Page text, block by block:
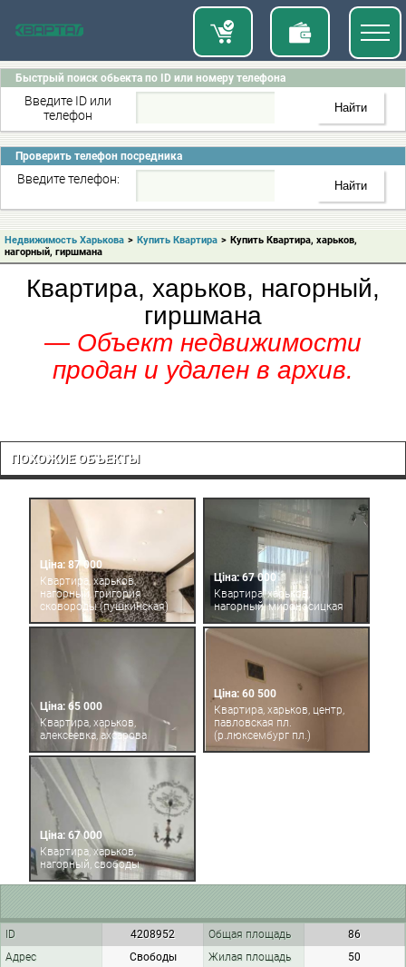
Быстрый поиск обьекта по ID или номеру телефона
Введите ID или
телефон
Проверить телефон посредника
Введите телефон:
Недвижимость Харькова > Купить Квартира > Купить Квартира, харьков,
нагорный, гиршмана
Квартира, харьков, нагорный,
гиршмана
— Объект недвижимости
продан и удален в архив.
ПОХОЖИЕ ОБЪЕКТЫ
Ціна: 87 000
Квартира, харьков,
нагорный, григория
сковороды (пушкинская)
Ціна: 67 000
Квартира, харьков,
нагорный, мироносицкая
Ціна: 65 000
Квартира, харьков,
алексеевка, ахсарова
Ціна: 60 500
Квартира, харьков, центр,
павловская пл.
(р.люксембург пл.)
Ціна: 67 000
Квартира, харьков,
нагорный, свободы
ID 4208952 Общая площадь
86
Адрес
Свободы Жилая площадь
50